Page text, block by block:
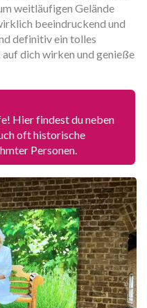
weitläufigen Gelände
beeindruckend und
definitiv ein tolles
dich wirken und genieße
Hier findest du neben
oft historische
Personen.